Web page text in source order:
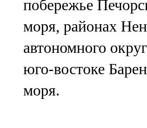
107,0 FM
Яр Чаллы
105,5 FM
побережье
моря, районах
автономного
юго-востоке
моря.